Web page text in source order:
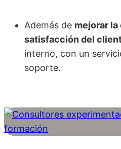
Además de mejorar
satisfacción del
interno, con un
soporte.